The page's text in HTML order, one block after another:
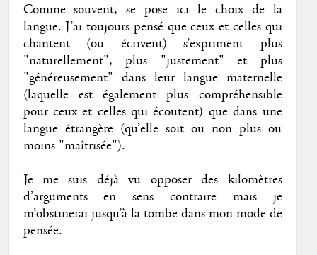
Comme souvent, se pose ici le choix de la
langue. J’ai toujours pensé que ceux et celles qui
chantent (ou écrivent) s’expriment plus
"naturellement", plus "justement" et plus
"généreusement" dans leur langue maternelle
(laquelle est également plus compréhensible
pour ceux et celles qui écoutent) que dans une
langue étrangère (qu’elle soit ou non plus ou
moins "maîtrisée").
Je me suis déjà vu opposer des kilomètres
d’arguments en sens contraire mais je
m’obstinerai jusqu’à la tombe dans mon mode de
pensée.